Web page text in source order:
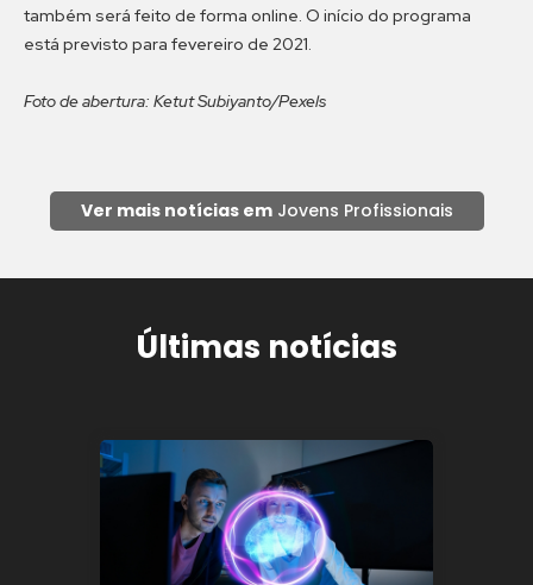
também será feito de forma online. O início do programa
está previsto para fevereiro de 2021.
Foto de abertura: Ketut Subiyanto/Pexels
Ver mais notícias emJovens Profissionais
Últimas notícias